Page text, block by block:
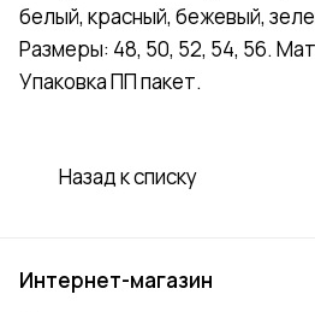
белый, красный, бежевый,
Размеры: 48, 50, 52, 54, 56.
Упаковка ПП пакет.
Назад к списку
Интернет-магазин